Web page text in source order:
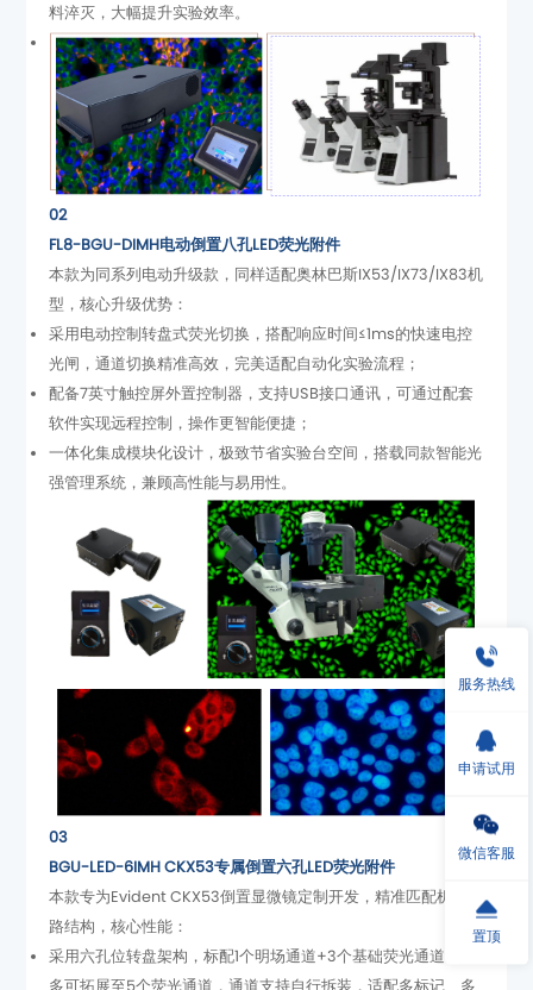
料淬灭，大幅提升实验效率。
02
FL8-BGU-DIMH电动倒置八孔LED荧光附件
型，核心升级优势：
光闸，通道切换精准高效，完美适配自动化实验流程；
软件实现远程控制，操作更智能便捷；
强管理系统，兼顾高性能与易用性。
03
BGU-LED-6IMH CKX53专属倒置六孔LED荧光附件
路结构，核心性能：
服务热线
申请试用
微信客服
置顶